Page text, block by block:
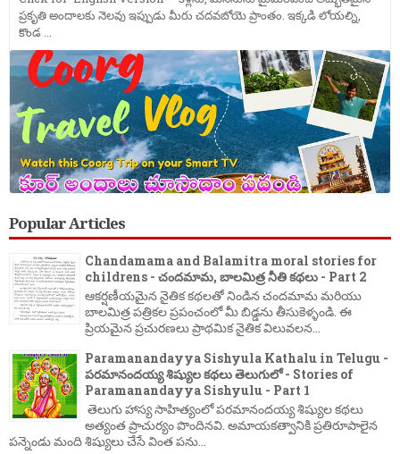
ప్రకృతి అందాలకు నెలవు ఇప్పుడు మీరు చదవబోయె ప్రాంతం. ఇక్కడి లోయల్ని,
కొండ ...
Popular Articles
Chandamama and Balamitra moral stories for
childrens - చందమామ, బాలమిత్ర నీతి కథలు - Part 2
ఆకర్షణీయమైన నైతిక కథలతో నిండిన చందమామ మరియు
బాలమిత్ర పత్రికల ప్రపంచంలో మీ బిడ్డను తీసుకెళ్ళండి. ఈ
ప్రియమైన ప్రచురణలు ప్రాథమిక నైతిక విలువలన...
Paramanandayya Sishyula Kathalu in Telugu -
పరమానందయ్య శిష్యుల కథలు తెలుగులో - Stories of
Paramanandayya Sishyulu - Part 1
తెలుగు హాస్య సాహిత్యంలో పరమానందయ్య శిష్యుల కథలు
అత్యంత ప్రాచుర్యం పొందినవి. అమాయకత్వానికి ప్రతిరూపాలైన
పన్నెండు మంది శిష్యులు చేసే వింత పను...